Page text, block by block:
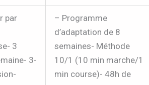
par
3
3-
– Programme
d’adaptation de 8
semaines- Méthode
10/1 (10 min marche/1
min course)- 48h de